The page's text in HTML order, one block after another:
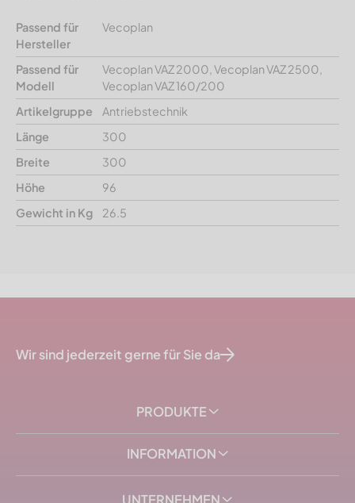
Passend für
Hersteller
Vecoplan
Passend für
Modell
Vecoplan VAZ 2000, Vecoplan VAZ 2500,
Vecoplan VAZ 160/200
Artikelgruppe
Antriebstechnik
Länge
300
Breite
300
Höhe
96
Gewicht in Kg
26.5
Wir sind jederzeit gerne für Sie da
PRODUKTE
INFORMATION
UNTERNEHMEN